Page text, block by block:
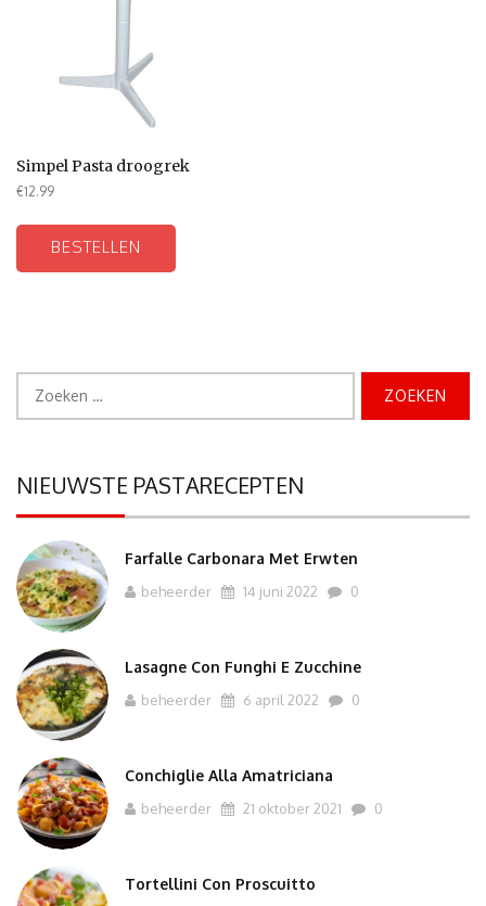
Simpel Pasta droogrek
€12.99
BESTELLEN
naar:
NIEUWSTE PASTARECEPTEN
Farfalle Carbonara Met Erwten
beheerder 14 juni 2022 0
Lasagne Con Funghi E Zucchine
beheerder 6 april 2022 0
Conchiglie Alla Amatriciana
beheerder 21 oktober 2021 0
Tortellini Con Proscuitto